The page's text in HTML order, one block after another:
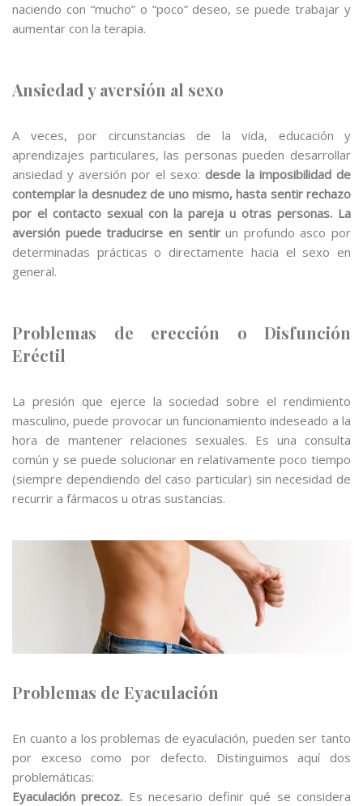
naciendo con “mucho” o “poco” deseo, se puede trabajar y
aumentar con la terapia.
Ansiedad y aversión al sexo
A veces, por circunstancias de la vida, educación y
aprendizajes particulares, las personas pueden desarrollar
ansiedad y aversión por el sexo: desde la imposibilidad de
contemplar la desnudez de uno mismo, hasta sentir rechazo
por el contacto sexual con la pareja u otras personas. La
aversión puede traducirse en sentirun profundo asco por
determinadas prácticas o directamente hacia el sexo en
general.
Problemas de erección o Disfunción
Eréctil
La presión que ejerce la sociedad sobre el rendimiento
masculino, puede provocar un funcionamiento indeseado a la
hora de mantener relaciones sexuales. Es una consulta
común y se puede solucionar en relativamente poco tiempo
(siempre dependiendo del caso particular) sin necesidad de
recurrir a fármacos u otras sustancias.
Problemas de Eyaculación
En cuanto a los problemas de eyaculación, pueden ser tanto
por exceso como por defecto. Distinguimos aquí dos
problemáticas:
Eyaculación precoz. Es necesario definir qué se considera